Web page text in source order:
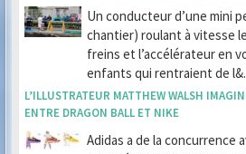
Un conducteur d’une mini
chantier) roulant à vitesse
freins et l’accélérateur en
enfants qui rentraient de
L’ILLUSTRATEUR MATTHEW WALSH
ENTRE DRAGON BALL ET NIKE
Adidas a de la concurrence